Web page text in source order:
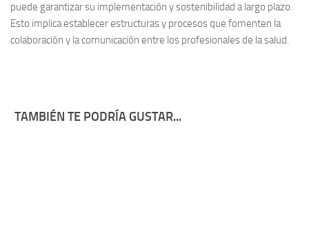
puede garantizar su implementación y sostenibilidad a largo plazo.
Esto implica establecer estructuras y procesos que fomenten la
colaboración y la comunicación entre los profesionales de la salud.
TAMBIÉN TE PODRÍA GUSTAR...